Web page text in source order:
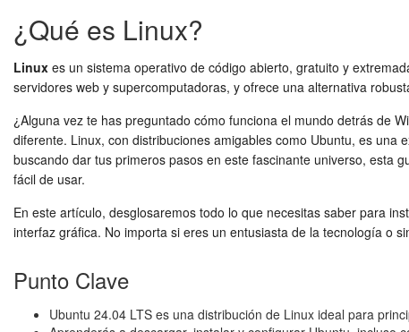
¿Qué es Linux?
Linux es un sistema operativo de código abierto, gratuito y
servidores web y supercomputadoras, y ofrece una alternativa
¿Alguna vez te has preguntado cómo funciona el mundo detrás de
diferente. Linux, con distribuciones amigables como Ubuntu, es
buscando dar tus primeros pasos en este fascinante universo, esta
fácil de usar.
En este artículo, desglosaremos todo lo que necesitas saber para
interfaz gráfica. No importa si eres un entusiasta de la tecnología o
Punto Clave
Ubuntu 24.04 LTS es una distribución de Linux ideal para